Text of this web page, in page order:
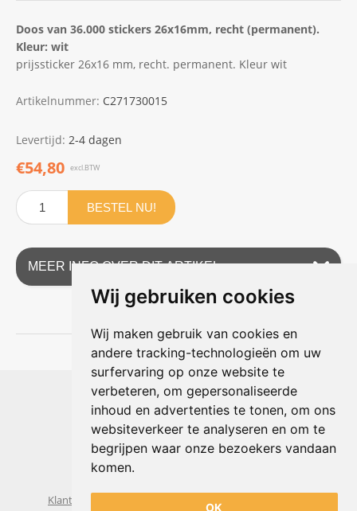
Wij gebruiken cookies
Wij maken gebruik van cookies en
andere tracking-technologieën om uw
surfervaring op onze website te
verbeteren, om gepersonaliseerde
inhoud en advertenties te tonen, om ons
websiteverkeer te analyseren en om te
begrijpen waar onze bezoekers vandaan
komen.
OK
Doos van 36.000 stickers 26x16mm, recht (permanent).
Kleur: wit
prijssticker 26x16 mm, recht. permanent. Kleur wit
Artikelnummer: C271730015
Levertijd: 2-4 dagen
€54,80 excl.BTW
BESTEL NU!
MEER INFO OVER DIT ARTIKEL
Shophouse online
Max Planckstraat 4
6716 BE Ede, Nederland
Telefoon:+31(0)318 618 121
E-mail: info@shophouse.nl
Geopend: ma t/m vr 09:00-17:00 uur
Klantenservice
Algemene voorwaarden